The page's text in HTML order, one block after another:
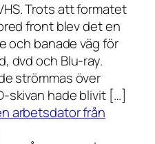
Trots att formatet
front blev det en
och banade väg för
dvd och Blu-ray.
strömmas över
skivan hade blivit […]
arbetsdator från